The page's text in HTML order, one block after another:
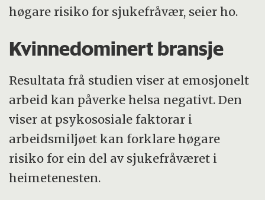
høgare risiko for sjukefråvær, seier ho.
Kvinnedominert bransje
Resultata frå studien viser at emosjonelt
arbeid kan påverke helsa negativt. Den
viser at psykososiale faktorar i
arbeidsmiljøet kan forklare høgare
risiko for ein del av sjukefråværet i
heimetenesten.